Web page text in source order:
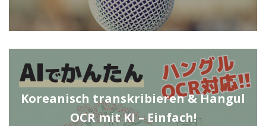
Koreanisch transkribieren & Hangul
OCR mit KI – Einfach!